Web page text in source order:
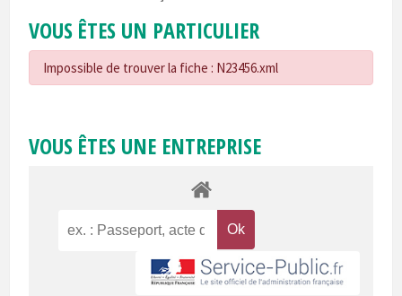
VOUS ÊTES UN PARTICULIER
Impossible de trouver la fiche : N23456.xml
VOUS ÊTES UNE ENTREPRISE